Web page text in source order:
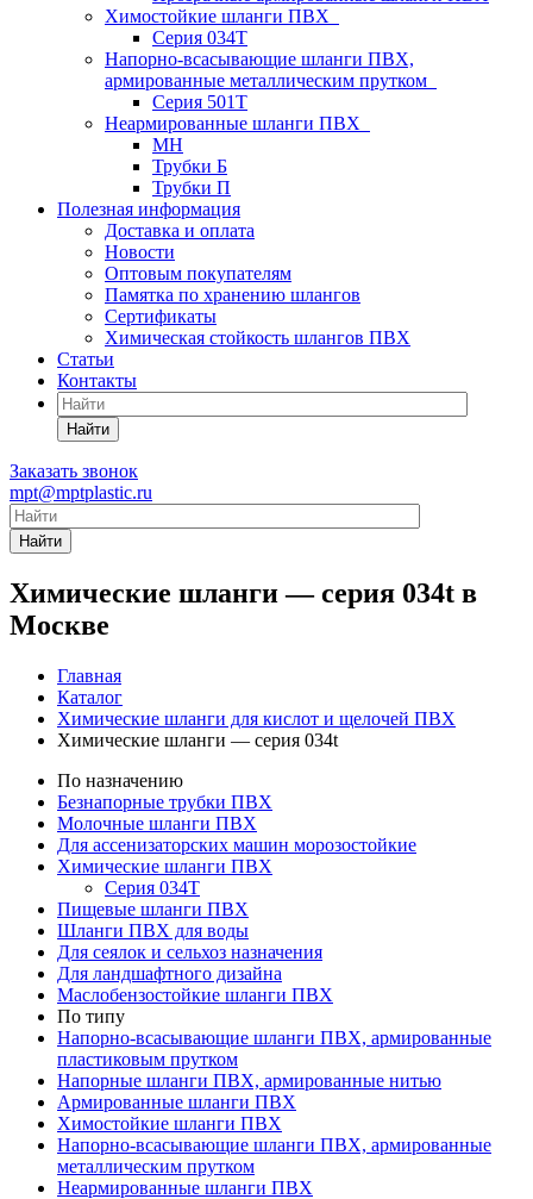
Химостойкие шланги ПВХ
Серия 034Т
Напорно-всасывающие шланги ПВХ,
армированные металлическим прутком
Серия 501T
Неармированные шланги ПВХ
МН
Трубки Б
Трубки П
Полезная информация
Доставка и оплата
Новости
Оптовым покупателям
Памятка по хранению шлангов
Сертификаты
Химическая стойкость шлангов ПВХ
Статьи
Контакты
Найти
Заказать звонок
mpt@mptplastic.ru
Найти
Химические шланги — серия 034t в
Москве
Главная
Каталог
Химические шланги для кислот и щелочей ПВХ
Химические шланги — серия 034t
По назначению
Безнапорные трубки ПВХ
Молочные шланги ПВХ
Для ассенизаторских машин морозостойкие
Химические шланги ПВХ
Серия 034Т
Пищевые шланги ПВХ
Шланги ПВХ для воды
Для сеялок и сельхоз назначения
Для ландшафтного дизайна
Маслобензостойкие шланги ПВХ
По типу
Напорно-всасывающие шланги ПВХ, армированные
пластиковым прутком
Напорные шланги ПВХ, армированные нитью
Армированные шланги ПВХ
Химостойкие шланги ПВХ
Напорно-всасывающие шланги ПВХ, армированные
металлическим прутком
Неармированные шланги ПВХ